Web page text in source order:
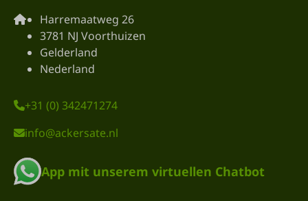
Harremaatweg 26
3781 NJ Voorthuizen
Gelderland
Nederland
+31 (0) 342471274
info@ackersate.nl
App mit unserem virtuellen Chatbot